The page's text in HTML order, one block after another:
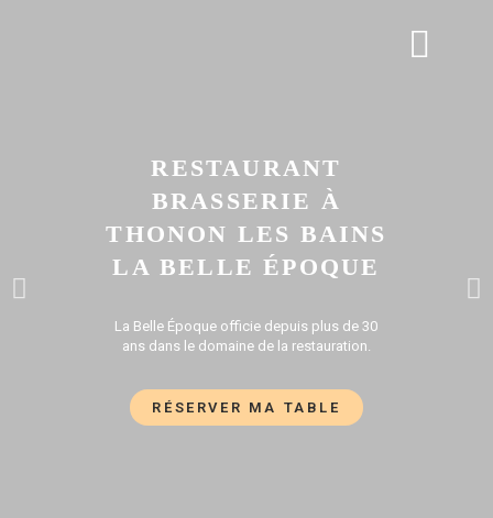
RESTAURANT
BRASSERIE À
THONON LES BAINS
LA BELLE ÉPOQUE
La Belle Époque officie depuis plus de 30
ans dans le domaine de la restauration.
RÉSERVER MA TABLE